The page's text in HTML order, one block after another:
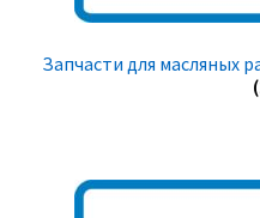
Запчасти для масляных